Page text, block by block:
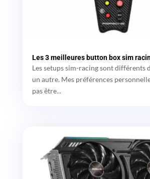
Les 3 meilleures button box sim
Les setups sim-racing sont différents
un autre. Mes préférences
pas être...